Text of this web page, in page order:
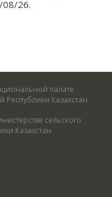
08/26.
палате
Республики Казахстан
сельского
Казахстан